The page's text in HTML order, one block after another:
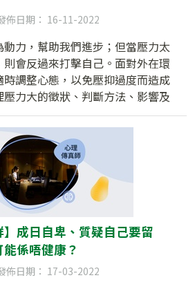
佈日期： 16-11-2022
力，幫助我們進步；但當壓力太
會反過來打擊自己。面對外在環
調整心態，以免壓抑過度而造成
力大的徵狀、判斷方法、影響及
心頭重擔。
】成日自卑、質疑自己要留
係唔健康？
佈日期： 17-03-2022